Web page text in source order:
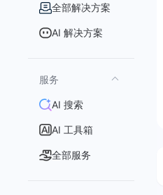
全部解决方案
AI 解决方案
服务
AI 搜索
AI 工具箱
全部服务